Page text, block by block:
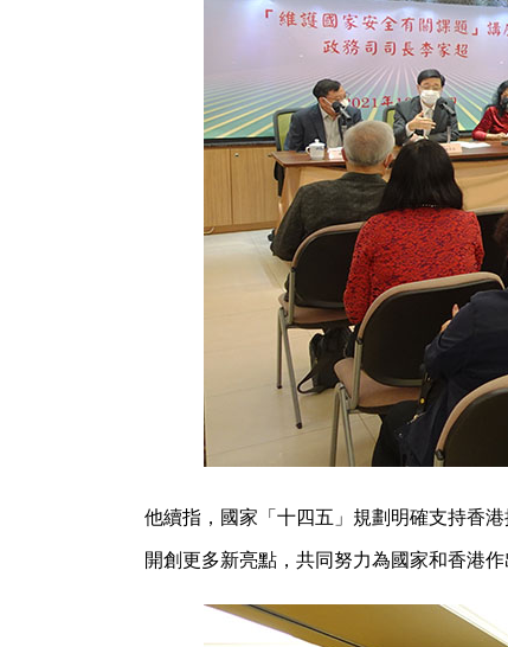
他續指，國家「十四五」規劃明確支持香
開創更多新亮點，共同努力為國家和香港作